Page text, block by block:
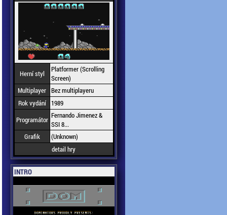
Herní styl
Platformer (Scrolling
Screen)
Multiplayer Bez multiplayeru
Rok vydání
1989
Programátor Fernando Jimenez &
SSI 8...
Grafik
(Unknown)
detail hry
INTRO